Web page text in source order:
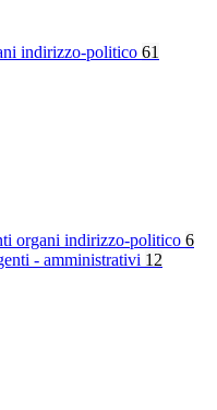
indirizzo-politico 61
organi indirizzo-politico 6
- amministrativi 12